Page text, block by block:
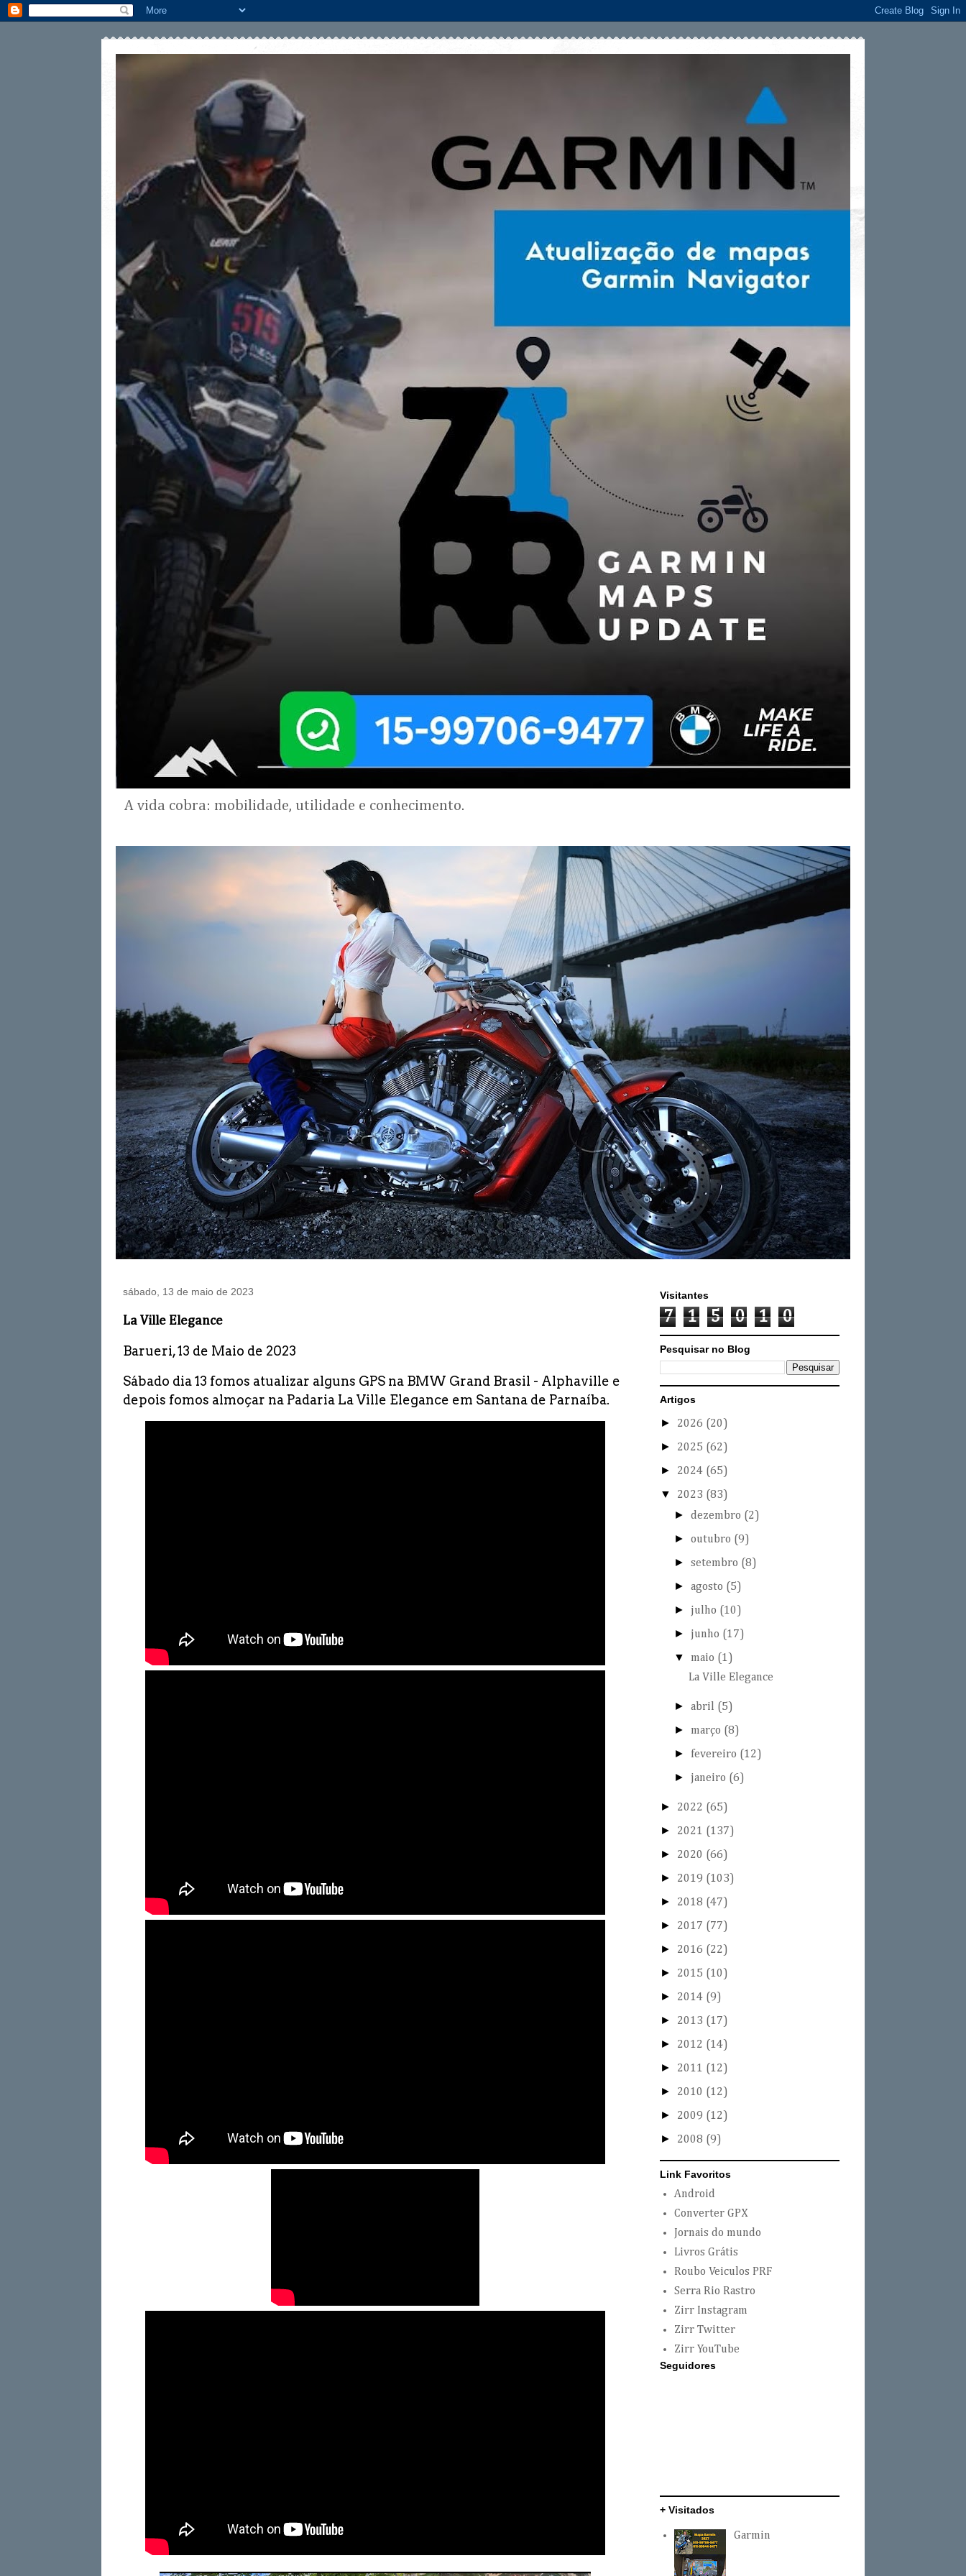
A vida cobra: mobilidade, utilidade e conhecimento.
sábado, 13 de maio de 2023
La Ville Elegance
Barueri, 13 de Maio de 2023
Sábado dia 13 fomos atualizar alguns GPS na BMW Grand Brasil - Alphaville e
depois fomos almoçar na Padaria La Ville Elegance em Santana de Parnaíba.
Visitantes
7 1 5 0 1 0
Pesquisar no Blog
Artigos
► 2026 (20)
► 2025 (62)
► 2024 (65)
▼ 2023 (83)
►dezembro (2)
►outubro (9)
►setembro (8)
►agosto (5)
► julho (10)
► junho (17)
▼ maio (1)
La Ville Elegance
►abril (5)
► março (8)
► fevereiro (12)
► janeiro (6)
► 2022 (65)
► 2021 (137)
► 2020 (66)
► 2019 (103)
► 2018 (47)
► 2017 (77)
► 2016 (22)
► 2015 (10)
► 2014 (9)
► 2013 (17)
► 2012 (14)
► 2011 (12)
► 2010 (12)
► 2009 (12)
► 2008 (9)
Link Favoritos
Android
Converter GPX
Jornais do mundo
Livros Grátis
Roubo Veiculos PRF
Serra Rio Rastro
Zirr Instagram
Zirr Twitter
Zirr YouTube
Seguidores
+ Visitados
Garmin